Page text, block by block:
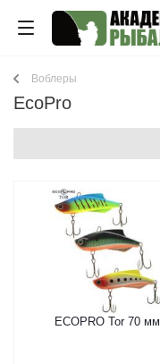
Воблеры
EcoPro
ECOPRO Tor 70 мм